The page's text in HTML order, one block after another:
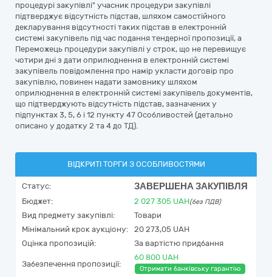
процедурі закупівлі" учасник процедури закупівлі
підтверджує відсутність підстав, шляхом самостійного
декларування відсутності таких підстав в електронній
системі закупівель під час подання тендерної пропозиції, а
Переможець процедури закупівлі у строк, що не перевищує
чотири дні з дати оприлюднення в електронній системі
закупівель повідомлення про намір укласти договір про
закупівлю, повинен надати замовнику шляхом
оприлюднення в електронній системі закупівель документів,
що підтверджують відсутність підстав, зазначених у
підпунктах 3, 5, 6 і 12 пункту 47 Особливостей (детально
описано у додатку 2 та 4 до ТД).
ВІДКРИТІ ТОРГИ З ОСОБЛИВОСТЯМИ
Статус: ЗАВЕРШЕНА ЗАКУПІВЛЯ
Бюджет: 2 027 305 UAH(без ПДВ)
Вид предмету закупівлі:
Товари
Мінімальний крок аукціону:
20 273,05 UAH
Оцінка пропозицій:
За вартістю придбання
Забезпечення пропозиції:
60 800 UAH
Отримати банківську гарантію